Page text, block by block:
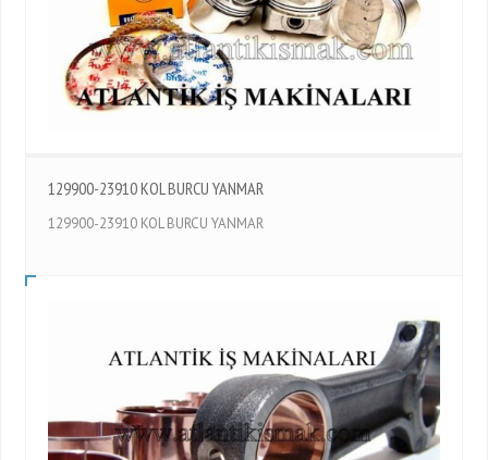
129900-23910 KOL BURCU YANMAR
129900-23910 KOL BURCU YANMAR